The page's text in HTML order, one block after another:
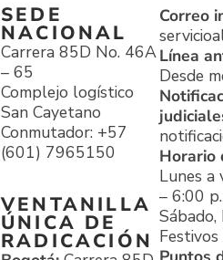
SEDE
NACIONAL
Carrera 85D No. 46A
– 65
Complejo logístico
San Cayetano
Conmutador: +57
(601) 7965150
VENTANILLA
ÚNICA DE
RADICACIÓN
Correo
Línea
Desde
Horario
Lunes a
– 6:00
Sábado,